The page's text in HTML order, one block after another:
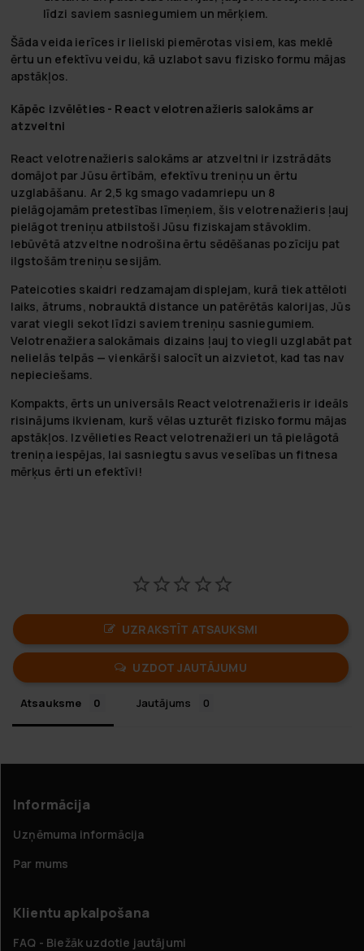
līdzi saviem sasniegumiem un mērķiem.
Šāda veida ierīces ir lieliski piemērotas visiem, kas meklē
ērtu un efektīvu veidu, kā uzlabot savu fizisko formu mājas
apstākļos.
Kāpēc izvēlēties - React velotrenažieris salokāms ar
atzveltni
React velotrenažieris salokāms ar atzveltni ir izstrādāts
domājot par Jūsu ērtībām, efektīvu treniņu un ērtu
uzglabāšanu. Ar 2,5 kg smago vadamriepu un 8
pielāgojamām pretestības līmeņiem, šis velotrenažieris ļauj
pielāgot treniņu atbilstoši Jūsu fiziskajam stāvoklim.
Iebūvētā atzveltne nodrošina ērtu sēdēšanas pozīciju pat
ilgstošām treniņu sesijām.
Pateicoties skaidri redzamajam displejam, kurā tiek attēloti
laiks, ātrums, nobrauktā distance un patērētās kalorijas, Jūs
varat viegli sekot līdzi saviem treniņu sasniegumiem.
Velotrenažiera salokāmais dizains ļauj to viegli uzglabāt pat
nelielās telpās — vienkārši salocīt un aizvietot, kad tas nav
nepieciešams.
Kompakts, ērts un universāls React velotrenažieris ir ideāls
risinājums ikvienam, kurš vēlas uzturēt fizisko formu mājas
apstākļos. Izvēlieties React velotrenažieri un tā pielāgotā
treniņa iespējas, lai sasniegtu savus veselības un fitnesa
mērķus ērti un efektīvi!
UZRAKSTĪT ATSAUKSMI
UZDOT JAUTĀJUMU
Atsauksme Jautājums
Informācija
Uzņēmuma informācija
Par mums
Klientu apkalpošana
FAQ - Biežāk uzdotie jautājumi